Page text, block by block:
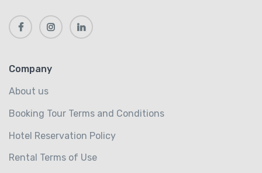
Company
About us
Booking Tour Terms and Conditions
Hotel Reservation Policy
Rental Terms of Use